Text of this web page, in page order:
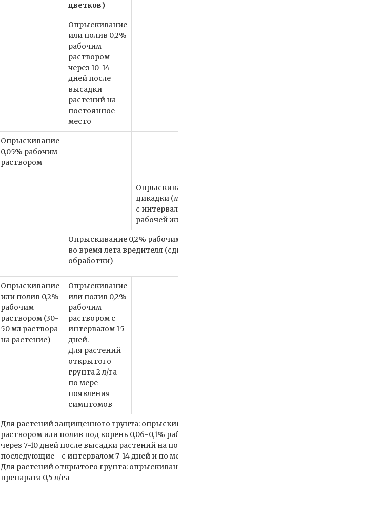
цветков)
Опрыскивание
или полив 0,2%
рабочим
раствором
через 10-14
дней после
высадки
растений на
постоянное
место
Опрыскивание
0,05% рабочим
раствором
Опрыскивание 3-4 л/га с начала лета
цикадки (май-июнь), далее 2-3-кратно
с интервалом 10-14 дней, расход
рабочей жидкости 300-600 л/га
Опрыскивание 0,2% рабочим раствором
во время лета вредителя (сдвоенные
обработки)
Опрыскивание
или полив 0,2%
рабочим
раствором (30-
50 мл раствора
на растение)
Опрыскивание
или полив 0,2%
рабочим
раствором с
интервалом 15
дней.
Для растений
открытого
грунта 2 л/га
по мере
появления
симптомов
Для растений защищенного грунта: опрыскивание 0,05-0,08% рабочим
раствором или полив под корень 0,06-0,1% рабочим раствором препарата
через 7-10 дней после высадки растений на постоянное место,
последующие - с интервалом 7-14 дней и по мере появления симптомов.
Для растений открытого грунта: опрыскивание с нормой расхода
препарата 0,5 л/га